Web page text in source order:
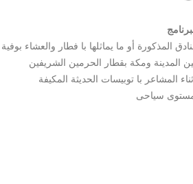
المذكورة أو ما يماثلها با فطار والعشاء
المدينة ومكة بقطار الحرمين الشريفين
المشاعر با توبيسات الحديثة المكيفة
مستوى سياحى